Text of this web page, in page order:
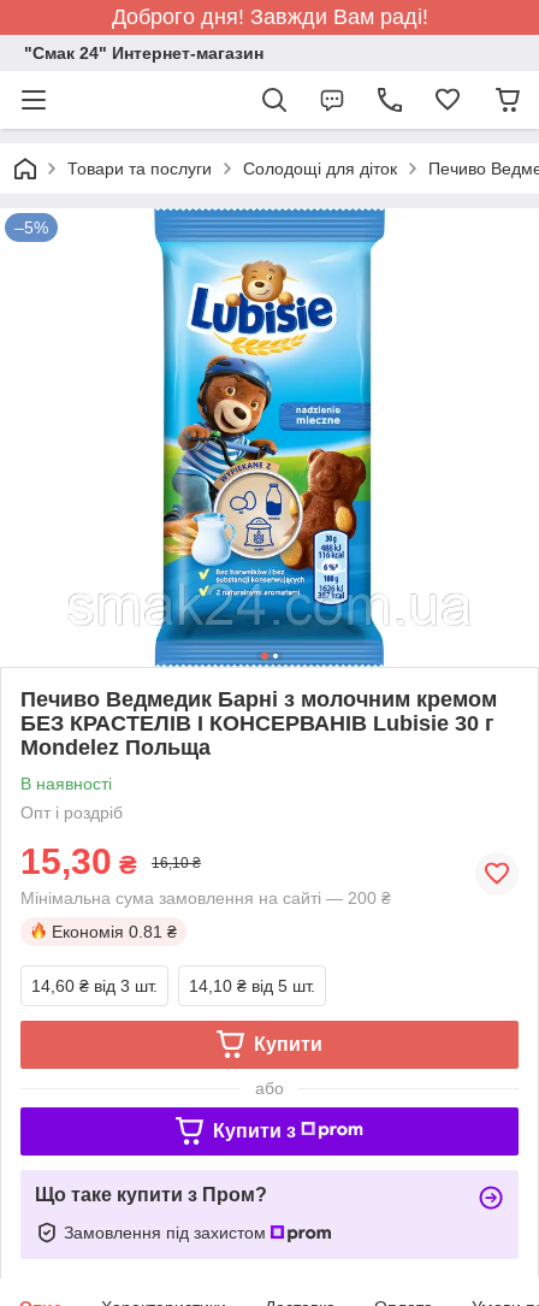
Доброго дня! Завжди Вам раді!
"Смак 24" Интернет-магазин
Товари та послуги Солодощі для діток Печиво
–5%
Печиво Ведмедик Барні з молочним кремом
БЕЗ КРАСТЕЛІВ І КОНСЕРВАНІВ Lubisie 30 г
Mondelez Польща
В наявності
Опт і роздріб
15,30 ₴ 16,10 ₴
Мінімальна сума замовлення на сайті — 200 ₴
Економія 0.81 ₴
14,60 ₴ від 3 шт. 14,10 ₴ від 5 шт.
Купити
або
Купити з
Що таке купити з Пром?
Замовлення під захистом